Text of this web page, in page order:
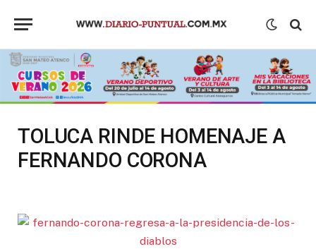
TOLUCA RINDE HOMENAJE A
FERNANDO CORONA